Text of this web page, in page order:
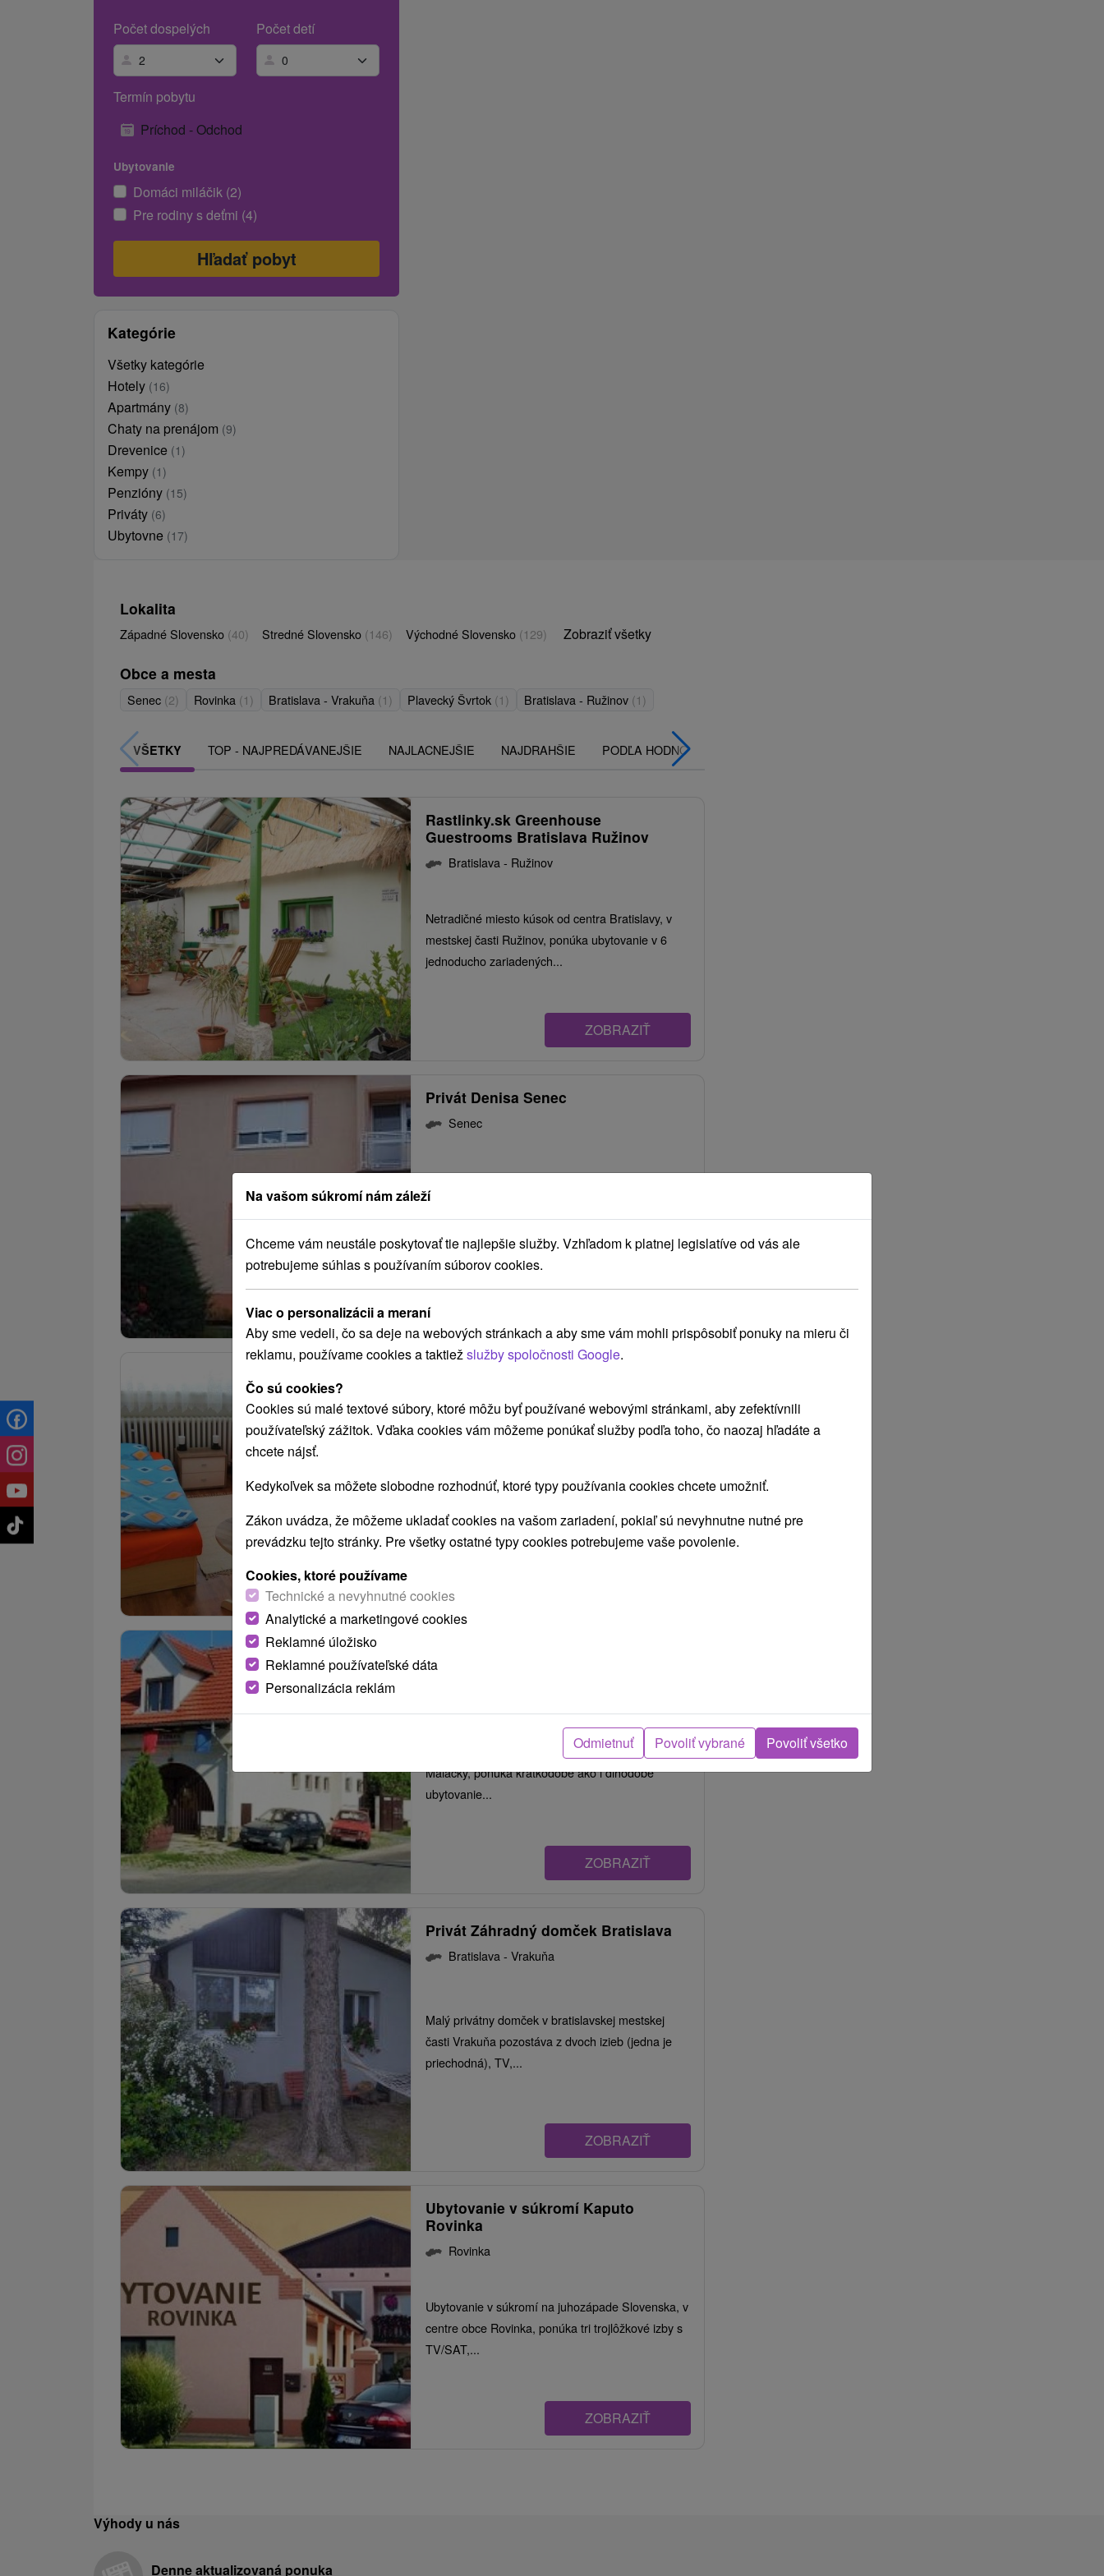
Počet dospelých
Počet detí
Termín pobytu
Príchod - Odchod
Ubytovanie
Domáci miláčik (2)
Pre rodiny s deťmi (4)
Kategórie
Všetky kategórie
Hotely (16)
Apartmány (8)
Chaty na prenájom (9)
Drevenice (1)
Kempy (1)
Penzióny (15)
Priváty (6)
Ubytovne (17)
Lokalita
Západné Slovensko (40) Stredné Slovensko (146) Východné Slovensko (129) Zobraziť všetky
Obce a mesta
Senec (2) Rovinka (1) Bratislava - Vrakuňa (1) Plavecký Švrtok (1) Bratislava - Ružinov (1)
VŠETKY TOP - NAJPREDÁVANEJŠIE NAJLACNEJŠIE NAJDRAHŠIE PODĽA HODNOTENÍ
Rastlinky.sk Greenhouse
Guestrooms Bratislava Ružinov
Bratislava - Ružinov
Netradičné miesto kúsok od centra Bratislavy, v
mestskej časti Ružinov, ponúka ubytovanie v 6
jednoducho zariadených...
ZOBRAZIŤ
Privát Denisa Senec
Senec
Ubytovanie v samostatnej prístavbe rodinného
Senec
rodinného domu v meste Senec, neďaleko
Plavecký Štvrtok
Penzión v obci Plavecký Štvrtok neďaleko mesta
Malacky, ponúka krátkodobé ako i dlhodobé
ubytovanie...
ZOBRAZIŤ
Privát Záhradný domček Bratislava
Bratislava - Vrakuňa
Malý privátny domček v bratislavskej mestskej
časti Vrakuňa pozostáva z dvoch izieb (jedna je
priechodná), TV,...
ZOBRAZIŤ
Ubytovanie v súkromí Kaputo
Rovinka
Rovinka
Ubytovanie v súkromí na juhozápade Slovenska, v
centre obce Rovinka, ponúka tri trojlôžkové izby s
TV/SAT,...
ZOBRAZIŤ
Výhody u nás
Denne aktualizovaná ponuka
Na vašom súkromí nám záleží
Chceme vám neustále poskytovať tie najlepšie služby. Vzhľadom k platnej legislatíve od vás ale
potrebujeme súhlas s používaním súborov cookies.
Viac o personalizácii a meraní
Aby sme vedeli, čo sa deje na webových stránkach a aby sme vám mohli prispôsobiť ponuky na mieru či
reklamu, používame cookies a taktiež služby spoločnosti Google.
Čo sú cookies?
Cookies sú malé textové súbory, ktoré môžu byť používané webovými stránkami, aby zefektívnili
používateľský zážitok. Vďaka cookies vám môžeme ponúkať služby podľa toho, čo naozaj hľadáte a
chcete nájsť.
Kedykoľvek sa môžete slobodne rozhodnúť, ktoré typy používania cookies chcete umožniť.
Zákon uvádza, že môžeme ukladať cookies na vašom zariadení, pokiaľ sú nevyhnutne nutné pre
prevádzku tejto stránky. Pre všetky ostatné typy cookies potrebujeme vaše povolenie.
Cookies, ktoré používame
Technické a nevyhnutné cookies
Analytické a marketingové cookies
Reklamné úložisko
Reklamné používateľské dáta
Personalizácia reklám
Odmietnuť Povoliť vybrané Povoliť všetko